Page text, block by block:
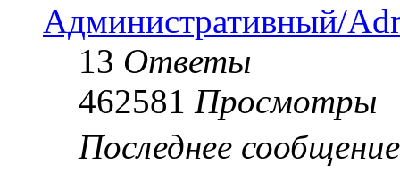
Административный/
13 Ответы
462581 Просмотры
Последнее